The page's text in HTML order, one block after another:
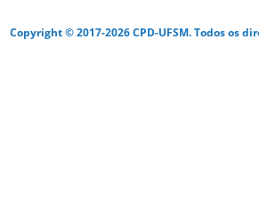
Copyright © 2017-2026 CPD-UFSM. Todos os